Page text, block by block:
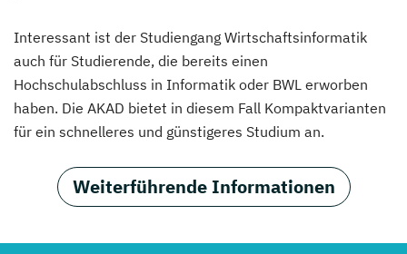
Interessant ist der Studiengang Wirtschaftsinformatik
auch für Studierende, die bereits einen
Hochschulabschluss in Informatik oder BWL erworben
haben. Die AKAD bietet in diesem Fall Kompaktvarianten
für ein schnelleres und günstigeres Studium an.
Weiterführende Informationen